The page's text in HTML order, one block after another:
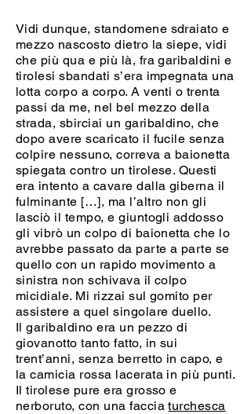
Vidi dunque, standomene sdraiato e
mezzo nascosto dietro la siepe, vidi
che più qua e più là, fra garibaldini e
tirolesi sbandati s’era impegnata una
lotta corpo a corpo. A venti o trenta
passi da me, nel bel mezzo della
strada, sbirciai un garibaldino, che
dopo avere scaricato il fucile senza
colpire nessuno, correva a baionetta
spiegata contro un tirolese. Questi
era intento a cavare dalla giberna il
fulminante […], ma l’altro non gli
lasciò il tempo, e giuntogli addosso
gli vibrò un colpo di baionetta che lo
avrebbe passato da parte a parte se
quello con un rapido movimento a
sinistra non schivava il colpo
micidiale. Mi rizzai sul gomito per
assistere a quel singolare duello.
Il garibaldino era un pezzo di
giovanotto tanto fatto, in sui
trent’anni, senza berretto in capo, e
la camicia rossa lacerata in più punti.
Il tirolese pure era grosso e
nerboruto, con una facciaturchesca